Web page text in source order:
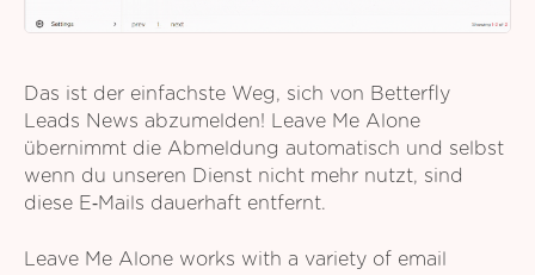
Das ist der einfachste Weg, sich von Betterfly
Leads News abzumelden! Leave Me Alone
übernimmt die Abmeldung automatisch und selbst
wenn du unseren Dienst nicht mehr nutzt, sind
diese E‑Mails dauerhaft entfernt.
Leave Me Alone works with a variety of email